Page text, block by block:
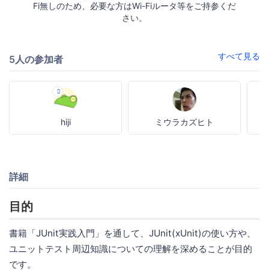
Fi無しのため、必要な方はWi-Fiルータ等をご持参くだ
さい。
5人の参加者 すべて見る
hiji ミウラカズヒト
詳細
目的
書籍「JUnit実践入門」を通して、JUnit(xUnit)の使い方や、
ユニットテスト周辺知識についての理解を深めることが目的
です。